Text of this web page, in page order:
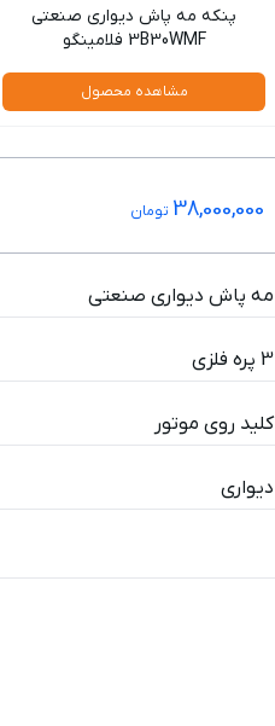
پنکه مه پاش دیواری صنعتی
3B30WMF فلامینگو
مشاهده محصول
38,000,000 تومان
مه پاش دیواری صنعتی
3 پره فلزی
کلید روی موتور
دیواری